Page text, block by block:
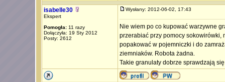
isabelle30
Ekspert
Pomogła:11 razy
Dołączyła: 19 Sty 2012
Posty: 2612
Wysłany: 2012-06-02, 17:43
Nie wiem po co kupować warzywne
przerabiać przy pomocy sokowirówki,
popakować w pojemniczki i do
ziemniaków. Robota żadna.
Takie granulaty dobrze sprawdzają